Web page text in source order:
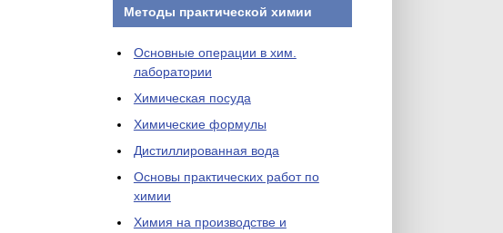
Методы практической химии
Основные операции в хим.
лаборатории
Химическая посуда
Химические формулы
Дистиллированная вода
Основы практических работ по
химии
Химия на производстве и